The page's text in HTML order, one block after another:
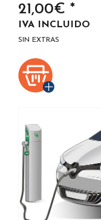
21,00€ *
IVA INCLUIDO
SIN EXTRAS